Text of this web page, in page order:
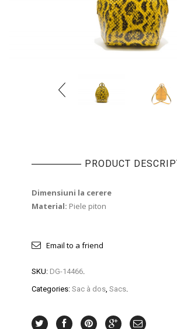
PRODUCT
Dimensiuni la cerere
Material: Piele piton
Email to a friend
SKU: DG-14466.
Categories: Sac à dos, Sacs.